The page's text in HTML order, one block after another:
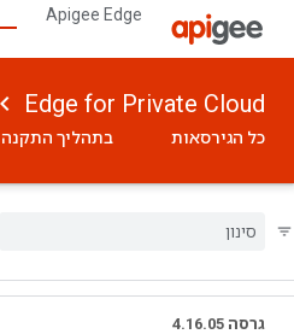
Apigee Edge
Edge for Private Cloud
כל הגירסאות בתהליך התקנה
גרסה 4 .16.05